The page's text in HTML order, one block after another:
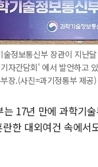
정보통신부 장관이 지난
자간담회' 에서 발언하고
장.(사진=과기정통부 제공)
17년 만에 과학기
한 대외여건 속에